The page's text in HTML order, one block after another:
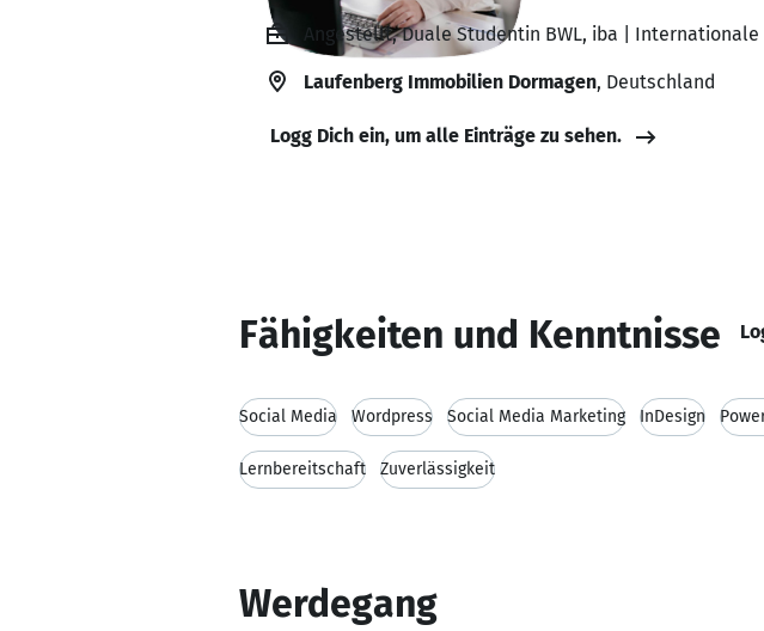
Angestellt, Duale Studentin BWL, iba |
Laufenberg Immobilien Dormagen, Deutschland
Logg Dich ein, um alle Einträge zu sehen.
Fähigkeiten und Kenntnisse
Social Media Wordpress Social Media Marketing InDesign
Lernbereitschaft Zuverlässigkeit
Werdegang